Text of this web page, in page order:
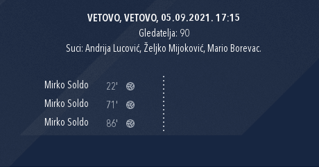
VETOVO, VETOVO, 05.09.2021. 17:15
Gledatelja: 90
Suci: Andrija Lucović, Željko Mijoković, Mario Borevac.
Mirko Soldo
22'
Mirko Soldo
71'
Mirko Soldo
86'